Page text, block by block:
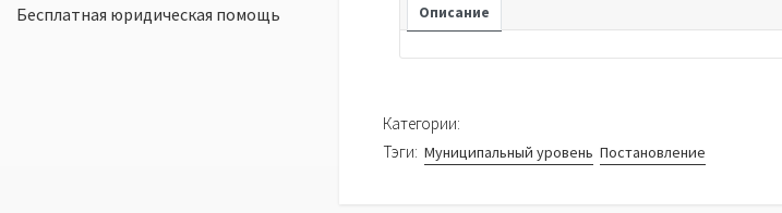
Бесплатная юридическая помощь Описание
Категории:
Тэги: Муниципальный уровень Постановление